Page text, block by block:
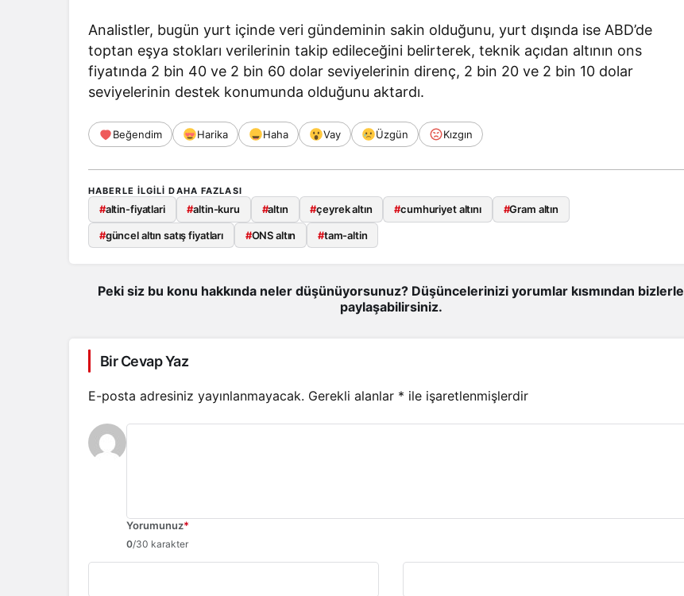
Analistler, bugün yurt içinde veri gündeminin sakin olduğunu, yurt dışında ise ABD’de
toptan eşya stokları verilerinin takip edileceğini belirterek, teknik açıdan altının ons
fiyatında 2 bin 40 ve 2 bin 60 dolar seviyelerinin direnç, 2 bin 20 ve 2 bin 10 dolar
seviyelerinin destek konumunda olduğunu aktardı.
Beğendim Harika Haha Vay Üzgün Kızgın
HABERLE ILGILI DAHA FAZLASI
#altin-fiyatlari #altin-kuru #altın #çeyrek altın #cumhuriyet altını #Gram altın
#güncel altın satış fiyatları #ONS altın #tam-altin
Peki siz bu konu hakkında neler düşünüyorsunuz? Düşüncelerinizi yorumlar kısmından bizlerle
paylaşabilirsiniz.
Bir Cevap Yaz
E-posta adresiniz yayınlanmayacak. Gerekli alanlar * ile işaretlenmişlerdir
Yorumunuz*
0/30 karakter